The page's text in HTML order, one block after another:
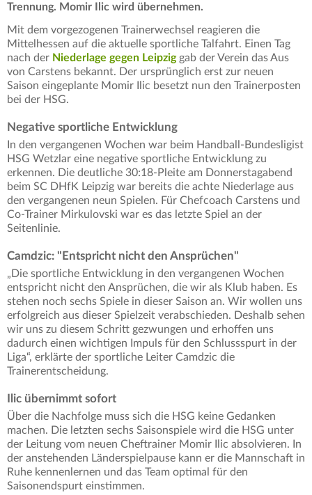
Trennung. Momir Ilic wird übernehmen.
Mit dem vorgezogenen Trainerwechsel reagieren die
Mittelhessen auf die aktuelle sportliche Talfahrt. Einen Tag
nach der Niederlage gegen Leipziggab der Verein das Aus
von Carstens bekannt. Der ursprünglich erst zur neuen
Saison eingeplante Momir Ilic besetzt nun den Trainerposten
bei der HSG.
Negative sportliche Entwicklung
In den vergangenen Wochen war beim Handball-Bundesligist
HSG Wetzlar eine negative sportliche Entwicklung zu
erkennen. Die deutliche 30:18-Pleite am Donnerstagabend
beim SC DHfK Leipzig war bereits die achte Niederlage aus
den vergangenen neun Spielen. Für Chefcoach Carstens und
Co-Trainer Mirkulovski war es das letzte Spiel an der
Seitenlinie.
Camdzic: "Entspricht nicht den Ansprüchen"
„Die sportliche Entwicklung in den vergangenen Wochen
entspricht nicht den Ansprüchen, die wir als Klub haben. Es
stehen noch sechs Spiele in dieser Saison an. Wir wollen uns
erfolgreich aus dieser Spielzeit verabschieden. Deshalb sehen
wir uns zu diesem Schritt gezwungen und erhoffen uns
dadurch einen wichtigen Impuls für den Schlussspurt in der
Liga“, erklärte der sportliche Leiter Camdzic die
Trainerentscheidung.
Ilic übernimmt sofort
Über die Nachfolge muss sich die HSG keine Gedanken
machen. Die letzten sechs Saisonspiele wird die HSG unter
der Leitung vom neuen Cheftrainer Momir Ilic absolvieren. In
der anstehenden Länderspielpause kann er die Mannschaft in
Ruhe kennenlernen und das Team optimal für den
Saisonendspurt einstimmen.